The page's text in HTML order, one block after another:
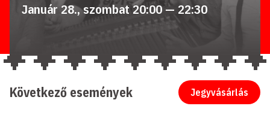
Január 28., szombat 20:00 — 22:30
Jegyvásárlás
Következő események